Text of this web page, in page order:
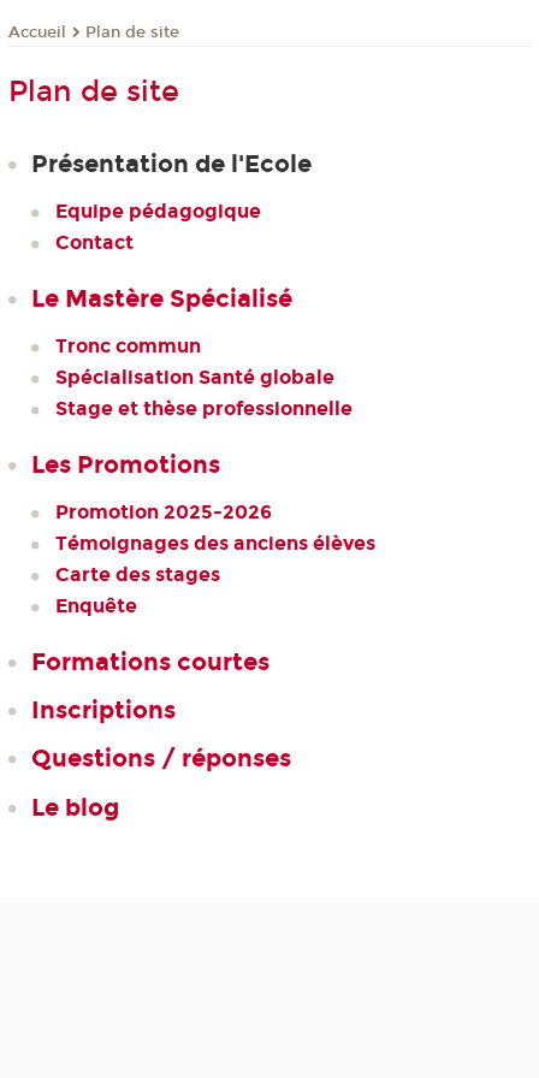
Accueil Plan de site
Plan de site
Présentation de l'Ecole
Equipe pédagogique
Contact
Le Mastère Spécialisé
Tronc commun
Spécialisation Santé globale
Stage et thèse professionnelle
Les Promotions
Promotion 2025-2026
Témoignages des anciens élèves
Carte des stages
Enquête
Formations courtes
Inscriptions
Questions / réponses
Le blog